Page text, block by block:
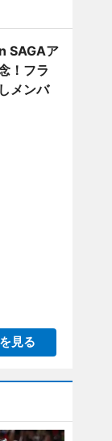
SAGAア
！フラ
メンバ
見る